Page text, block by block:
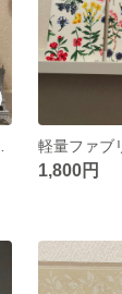
1,800円